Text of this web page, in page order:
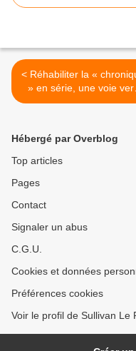
< Réhabiliter la « chronique
» en série, une voie vers
l'addictivité
Hébergé par Overblog
Top articles
Pages
Contact
Signaler un abus
C.G.U.
Cookies et données
Préférences cookies
Voir le profil de Sullivan Le